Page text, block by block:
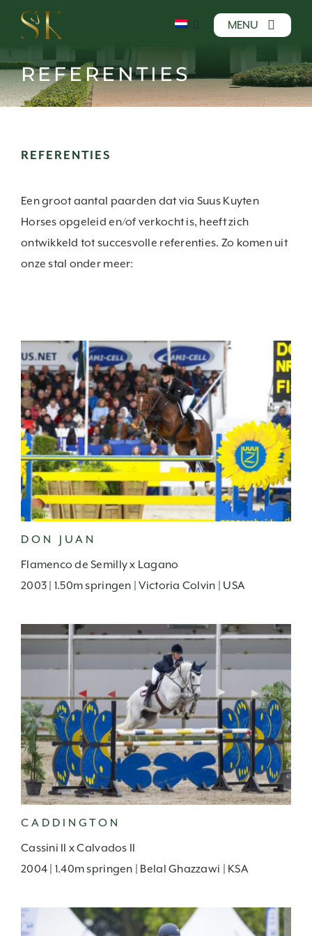
MENU
Home
Over ons
Hengsten
Referenties
REFERENTIES
REFERENTIES
Een groot aantal paarden dat via Suus Kuyten
Horses opgeleid en/of verkocht is, heeft zich
ontwikkeld tot succesvolle referenties. Zo komen uit
onze stal onder meer:
DON JUAN
Flamenco de Semilly x Lagano
2003 | 1.50m springen | Victoria Colvin | USA
CADDINGTON
Cassini II x Calvados II
2004 | 1.40m springen | Belal Ghazzawi | KSA